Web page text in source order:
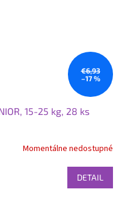
€6,93
–17 %
15-25 kg, 28 ks
Momentálne nedostupné
DETAIL